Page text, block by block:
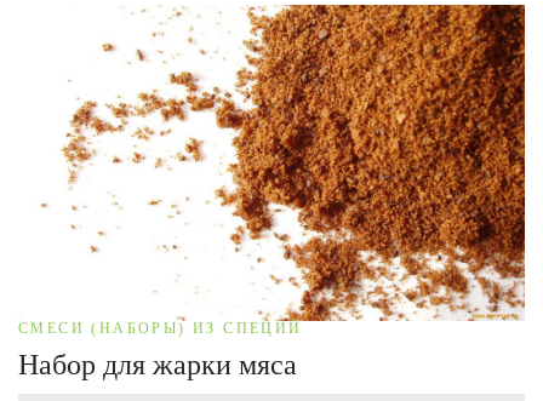
СМЕСИ (НАБОРЫ) ИЗ СПЕЦИЙ
Набор для жарки мяса